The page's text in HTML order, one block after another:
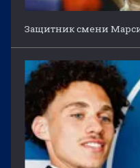
Защитник смени